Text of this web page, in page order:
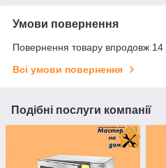
Умови повернення
Повернення товару впродовж 14
Всі умови повернення
Подібні послуги компанії